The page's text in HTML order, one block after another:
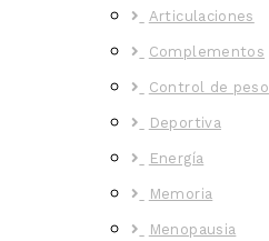
Articulaciones
Complementos
Control de peso
Deportiva
Energía
Memoria
Menopausia